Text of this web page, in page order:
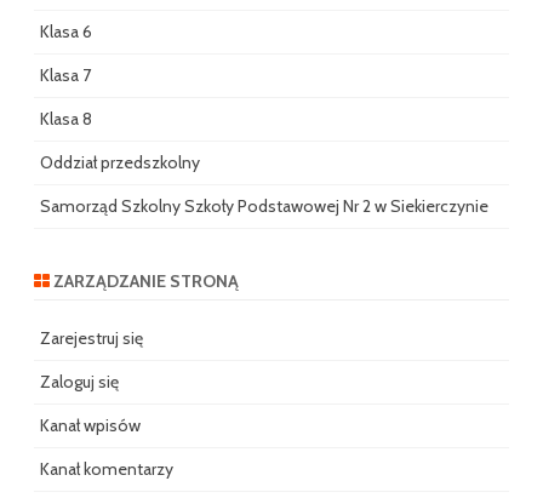
Klasa 6
Klasa 7
Klasa 8
Oddział przedszkolny
Samorząd Szkolny Szkoły Podstawowej Nr 2 w Siekierczynie
ZARZĄDZANIE STRONĄ
Zarejestruj się
Zaloguj się
Kanał wpisów
Kanał komentarzy